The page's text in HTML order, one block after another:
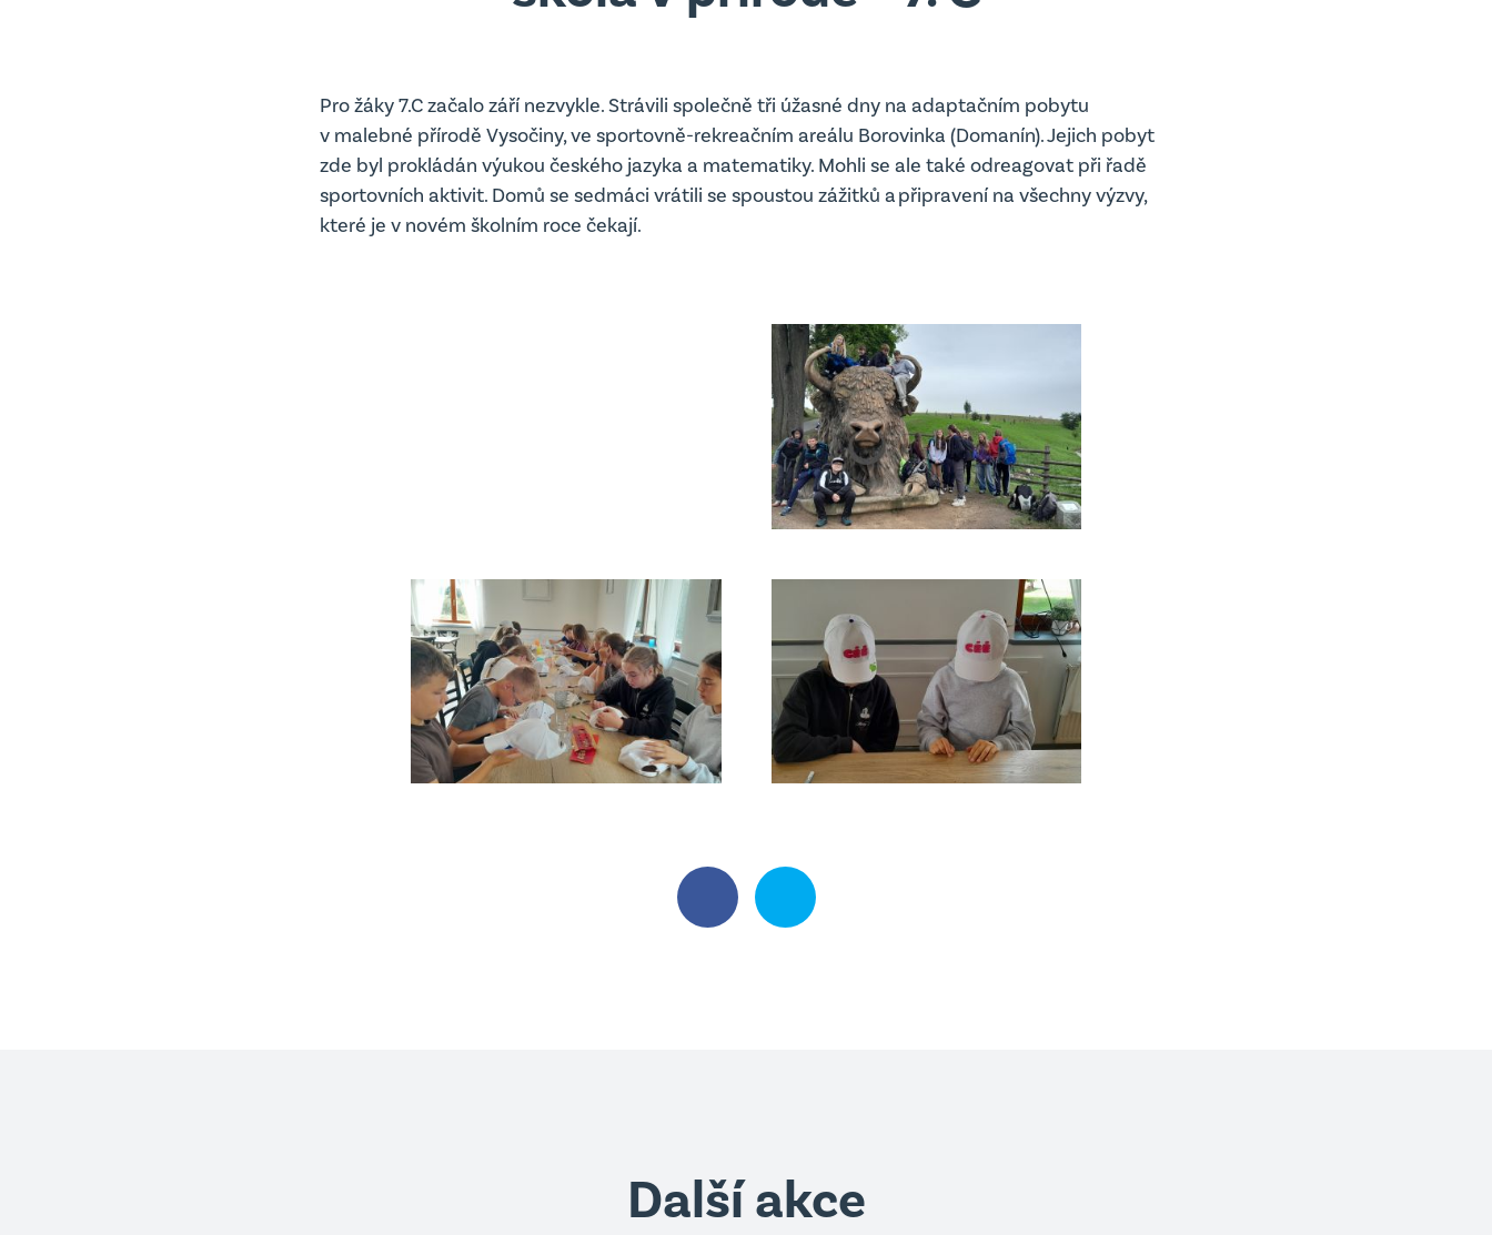
Pro žáky 7.C začalo září nezvykle. Strávili společně tři úžasné dny na adaptačním pobytu
v malebné přírodě Vysočiny, ve sportovně-rekreačním areálu Borovinka (Domanín). Jejich pobyt
zde byl prokládán výukou českého jazyka a matematiky. Mohli se ale také odreagovat při řadě
sportovních aktivit. Domů se sedmáci vrátili se spoustou zážitků a připravení na všechny výzvy,
které je v novém školním roce čekají.
Další akce